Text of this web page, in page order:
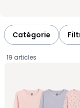
Catégorie
19 articles